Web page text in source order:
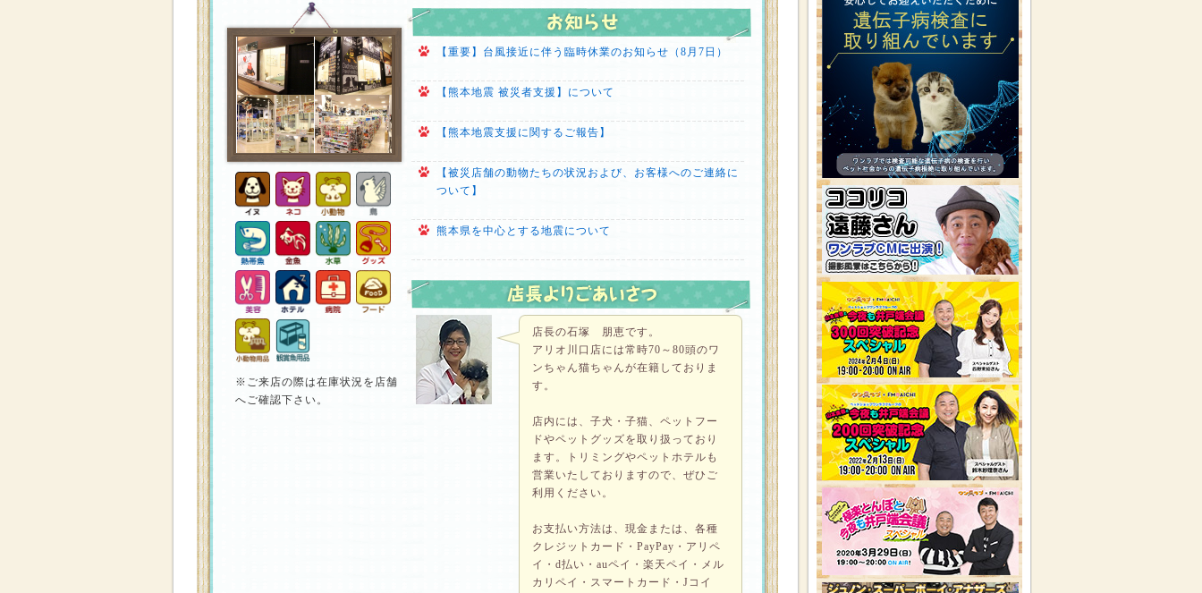
※ご来店の際は在庫状況を店舗
へご確認下さい。
【重要】台風接近に伴う臨時休業のお知らせ（8月7日）
【熊本地震 被災者支援】について
【熊本地震支援に関するご報告】
【被災店舗の動物たちの状況および、お客様へのご連絡に
ついて】
熊本県を中心とする地震について
店長の石塚 朋恵です。
アリオ川口店には常時70～80頭のワ
ンちゃん猫ちゃんが在籍しておりま
す。
店内には、子犬・子猫、ペットフー
ドやペットグッズを取り扱っており
ます。トリミングやペットホテルも
営業いたしておりますので、ぜひご
利用ください。
お支払い方法は、現金または、各種
クレジットカード・PayPay・アリペ
イ・d払い・auペイ・楽天ペイ・メル
カリペイ・スマートカード・Jコイ